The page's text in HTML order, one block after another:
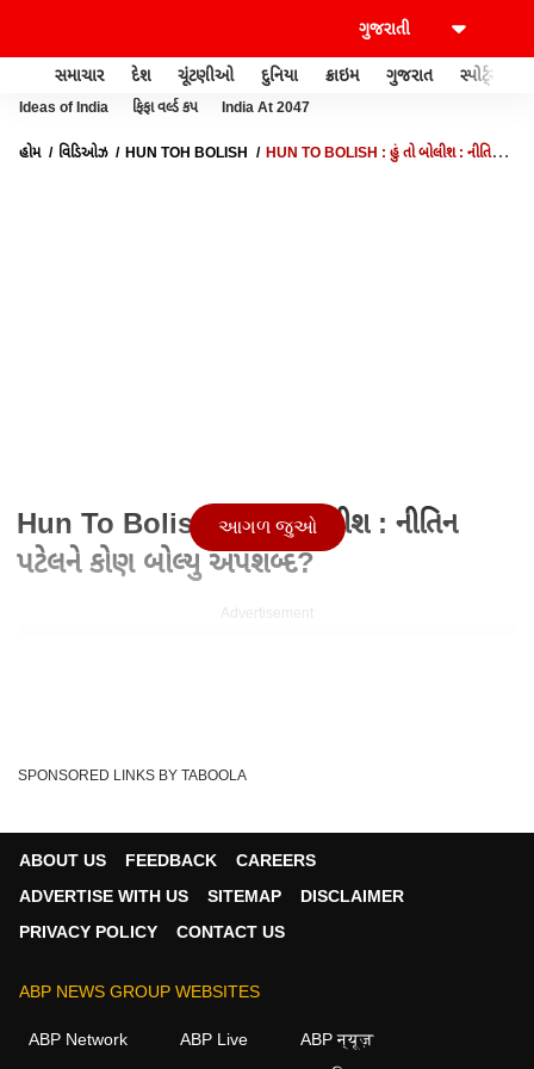
સમાચાર દેશ ચૂંટણીઓ દુનિયા ક્રાઇમ ગુજરાત સ્પોર્ટ્સ
Ideas of India ફિફા વર્લ્ડ કપ India At 2047
હોમ વિડિઓઝ HUN TOH BOLISH
HUN TO BOLISH : હું તો બોલીશ : નીતિન
Hun To Bolish : હું તો બોલીશ : નીતિન
પટેલને કોણ બોલ્યુ અપશબ્દ?
Advertisement
22 May 2026 10:38 PM (IST)
પૂર્વ નાયબ મુખ્યમંત્રી નીતિનભાઈ પટેલ વિષે મહેસાણાના કોર્પોરેટરે
અભદ્ર ભાષાનો ઉપયોગ કર્યાનો આરોપ લાગ...
આગળ જુઓ
SPONSORED LINKS BY TABOOLA
ABOUT US FEEDBACK
CAREERS
ADVERTISE WITH US
SITEMAP
DISCLAIMER
PRIVACY POLICY
CONTACT US
ABP NEWS GROUP WEBSITES
ABP Network ABP Live
ABP न्यूज़